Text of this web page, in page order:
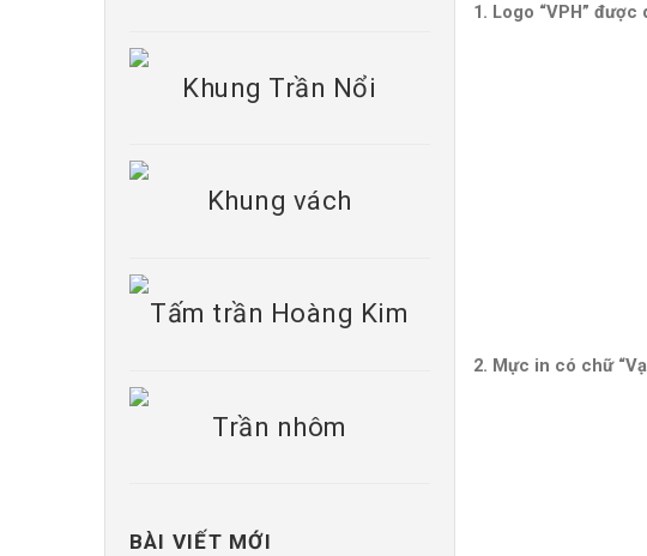
Khung Trần Nổi
Khung vách
Tấm trần Hoàng Kim
Trần nhôm
BÀI VIẾT MỚI
1. Logo “VPH”
2. Mực in có chữ